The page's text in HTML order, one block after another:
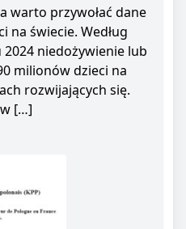
warto przywołać dane
na świecie. Według
niedożywienie lub
milionów dzieci na
rozwijających się.
[…]